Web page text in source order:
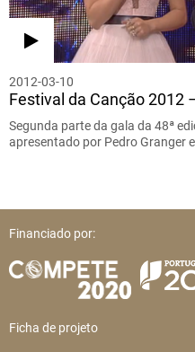
2012-03-10
Festival da Canção 2012
Segunda parte da gala da 48ª
apresentado por Pedro Granger
Financiado por:
Ficha de projeto